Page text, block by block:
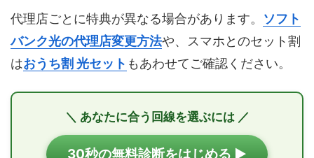
代理店ごとに特典が異なる場合があります。 ソフト
バンク光の代理店変更方法や、スマホとのセット割
はおうち割 光セット もあわせてご確認ください。
＼ あなたに合う回線を選ぶには ／
30秒の無料診断をはじめる ▶